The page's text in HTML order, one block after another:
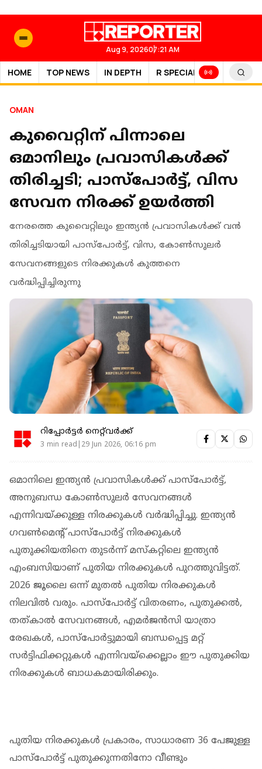
Aug 9, 202607:21 AM
HOME TOP NEWS IN DEPTH R SPECIAL SPORTS
OMAN
കുവൈറ്റിന് പിന്നാലെ
ഒമാനിലും പ്രവാസികൾക്ക്
തിരിച്ചടി; പാസ്പോർട്ട്, വിസ
സേവന നിരക്ക് ഉയർത്തി
നേരത്തെ കുവൈറ്റിലും ഇന്ത്യൻ പ്രവാസികൾക്ക് വൻ
തിരിച്ചടിയായി പാസ്‌പോർട്ട്, വിസ, കോൺസുലർ
സേവനങ്ങളുടെ നിരക്കുകൾ കുത്തനെ
വർദ്ധിപ്പിച്ചിരുന്നു
റിപ്പോർട്ടർ നെറ്റ്‌വര്‍ക്ക്‌
3 min read|29 Jun 2026, 06:16 pm
ഒമാനിലെ ഇന്ത്യൻ പ്രവാസികൾക്ക് പാസ്‌പോർട്ട്,
അനുബന്ധ കോൺസുലർ സേവനങ്ങൾ
എന്നിവയ്ക്കുള്ള നിരക്കുകൾ വർദ്ധിപ്പിച്ചു. ഇന്ത്യൻ
ഗവൺമെന്റ് പാസ്‌പോർട്ട് നിരക്കുകൾ
പുതുക്കിയതിനെ തുടർന്ന് മസ്‌കറ്റിലെ ഇന്ത്യൻ
എംബസിയാണ് പുതിയ നിരക്കുകൾ പുറത്തുവിട്ടത്.
2026 ജൂലൈ ഒന്ന് മുതൽ പുതിയ നിരക്കുകൾ
നിലവിൽ വരും. പാസ്‌പോർട്ട് വിതരണം, പുതുക്കൽ,
തത്കാൽ സേവനങ്ങൾ, എമർജൻസി യാത്രാ
രേഖകൾ, പാസ്‌പോർട്ടുമായി ബന്ധപ്പെട്ട മറ്റ്
സർട്ടിഫിക്കറ്റുകൾ എന്നിവയ്‌ക്കെല്ലാം ഈ പുതുക്കിയ
നിരക്കുകൾ ബാധകമായിരിക്കും.
പുതിയ നിരക്കുകൾ പ്രകാരം, സാധാരണ 36 പേജുള്ള
പാസ്‌പോർട്ട് പുതുക്കുന്നതിനോ വീണ്ടും